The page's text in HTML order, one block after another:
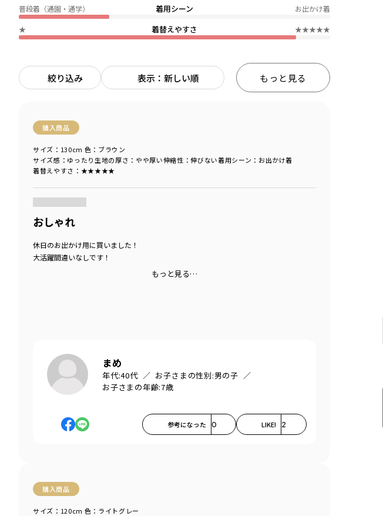
着用シーン
普段着（通園・通学） お出かけ着
着替えやすさ
★ ★★★★★
絞り込み 表示：新しい順 もっと見る
購入商品
サイズ感 ：ゆったり 生地の厚さ ：やや厚い伸縮性 ：伸びない着用シーン ：お出かけ着
着替えやすさ ：★★★★★
サイズ：130cm 色：ブラウン
おしゃれ
休日のお出かけ用に買いました！
大活躍間違いなしです！
もっと見る…
まめ
年代:40代 お子さまの性別:男の子
お子さまの年齢:7歳
参考になった 0 LIKE! 2
購入商品
サイズ：120cm 色：ライトグレー